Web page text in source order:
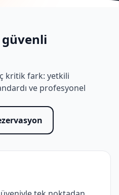
güvenli
kritik fark: yetkili
ve profesyonel